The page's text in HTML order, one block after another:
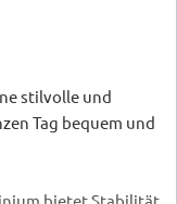
stilvolle und
Tag bequem und